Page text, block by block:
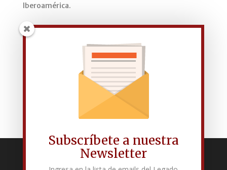
Iberoamérica.
Subscríbete a nuestra
Newsletter